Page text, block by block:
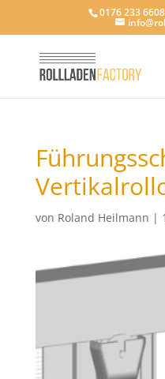
0176 233
von Roland Heilmann |